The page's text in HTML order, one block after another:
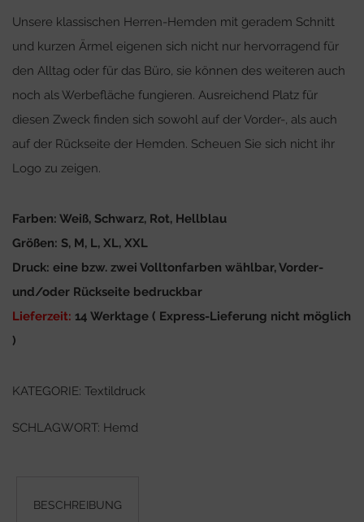
Unsere klassischen Herren-Hemden mit geradem Schnitt
und kurzen Ärmel eigenen sich nicht nur hervorragend für
den Alltag oder für das Büro, sie können des weiteren auch
noch als Werbefläche fungieren. Ausreichend Platz für
diesen Zweck finden sich sowohl auf der Vorder-, als auch
auf der Rückseite der Hemden. Scheuen Sie sich nicht ihr
Logo zu zeigen.
Farben: Weiß, Schwarz, Rot, Hellblau
Größen: S, M, L, XL, XXL
Druck: eine bzw. zwei Volltonfarben wählbar, Vorder-
und/oder Rückseite bedruckbar
Lieferzeit: 14 Werktage ( Express-Lieferung nicht möglich
)
KATEGORIE: Textildruck
SCHLAGWORT: Hemd
BESCHREIBUNG